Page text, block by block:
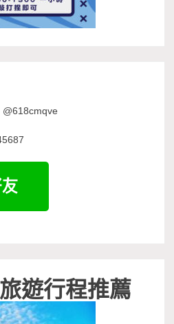
@618cmqve
遊行程推薦